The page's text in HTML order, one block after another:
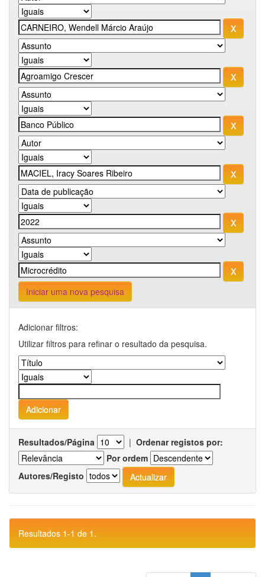
Iniciar uma nova pesquisa
Adicionar filtros:
Utilizar filtros para refinar o resultado da pesquisa.
Resultados/Página | Ordenar registos por:
Por ordem
Autores/Registo
Resultados 1-1 de 1.